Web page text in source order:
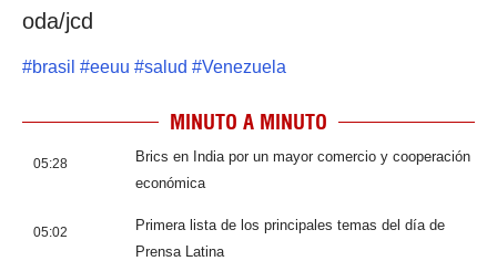
oda/jcd
#brasil #eeuu #salud #Venezuela
MINUTO A MINUTO
05:28
Brics en India por un mayor comercio y cooperación
económica
05:02
Primera lista de los principales temas del día de
Prensa Latina